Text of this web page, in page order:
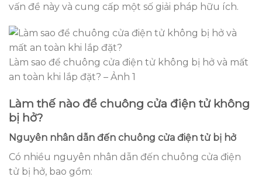
vấn đề này và cung cấp một số giải pháp hữu ích.
Làm sao để chuông cửa điện tử không bị hở và mất
an toàn khi lắp đặt? – Ảnh 1
Làm thế nào để chuông cửa điện tử không
bị hở?
Nguyên nhân dẫn đến chuông cửa điện tử bị hở
Có nhiều nguyên nhân dẫn đến chuông cửa điện
tử bị hở, bao gồm: